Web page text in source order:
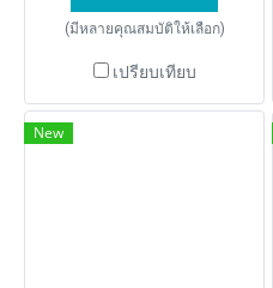
(มีหลายคุณสมบัติให้เลือก)
เปรียบเทียบ
New